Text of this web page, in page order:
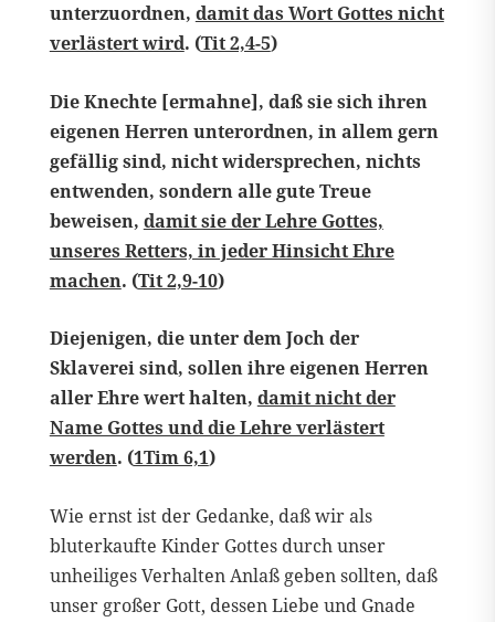
unterzuordnen, damit das Wort Gottes nicht
verlästert wird. (Tit 2,4-5)
Die Knechte [ermahne], daß sie sich ihren
eigenen Herren unterordnen, in allem gern
gefällig sind, nicht widersprechen, nichts
entwenden, sondern alle gute Treue
beweisen, damit sie der Lehre Gottes,
unseres Retters, in jeder Hinsicht Ehre
machen. (Tit 2,9-10)
Diejenigen, die unter dem Joch der
Sklaverei sind, sollen ihre eigenen Herren
aller Ehre wert halten, damit nicht der
Name Gottes und die Lehre verlästert
werden. (1Tim 6,1)
Wie ernst ist der Gedanke, daß wir als
bluterkaufte Kinder Gottes durch unser
unheiliges Verhalten Anlaß geben sollten, daß
unser großer Gott, dessen Liebe und Gnade